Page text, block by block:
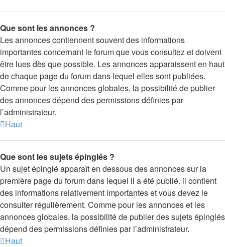
Que sont les annonces ?
Les annonces contiennent souvent des informations
importantes concernant le forum que vous consultez et doivent
être lues dès que possible. Les annonces apparaissent en haut
de chaque page du forum dans lequel elles sont publiées.
Comme pour les annonces globales, la possibilité de publier
des annonces dépend des permissions définies par
l’administrateur.
Haut
Que sont les sujets épinglés ?
Un sujet épinglé apparaît en dessous des annonces sur la
première page du forum dans lequel il a été publié. il contient
des informations relativement importantes et vous devez le
consulter régulièrement. Comme pour les annonces et les
annonces globales, la possibilité de publier des sujets épinglés
dépend des permissions définies par l’administrateur.
Haut